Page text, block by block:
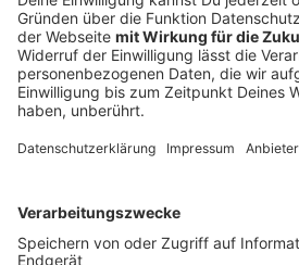
Anzeige
Wir wünschen euch viel Erfolg
eure tollen Ideen und Projekte, mit
benachteiligte Kinder und
Anzeige